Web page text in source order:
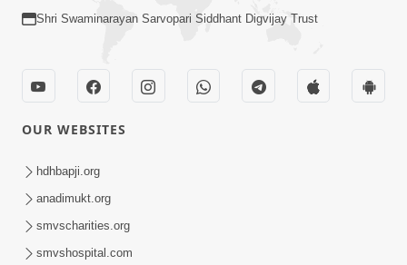
વિચારીએ; ગુરુજીની આ ભલામણ પ્રમાણે
વર્તાય છે ? | SMVS Spiritual Journey
Shri Swaminarayan Sarvopari Siddhant Digvijay Trust
OUR WEBSITES
hdhbapji.org
anadimukt.org
smvscharities.org
smvshospital.com